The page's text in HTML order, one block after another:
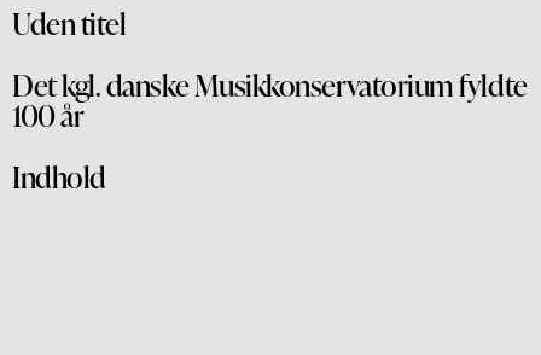
Uden titel
Det kgl. danske Musikkonservatorium fyldte
100 år
Indhold